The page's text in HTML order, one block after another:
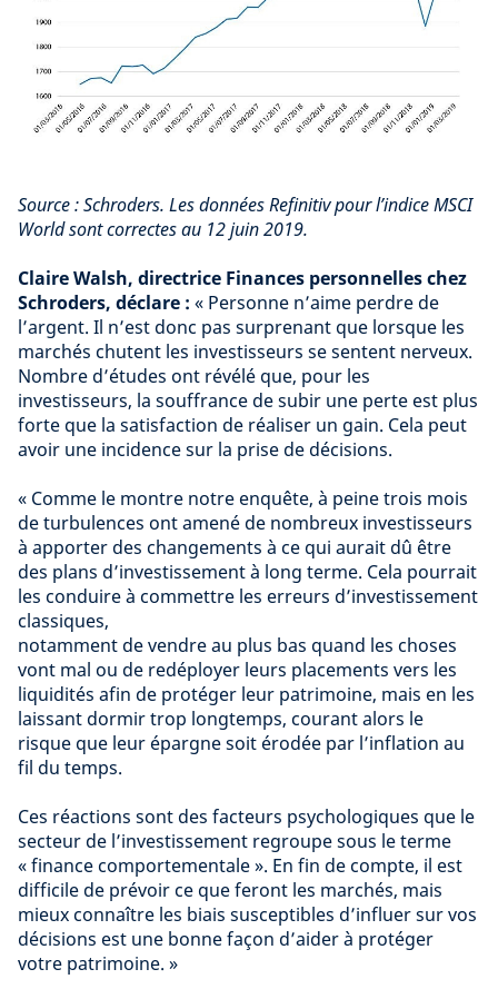
Source : Schroders. Les données Refinitiv pour l’indice MSCI
World sont correctes au 12 juin 2019.
Claire Walsh, directrice Finances personnelles chez
Schroders, déclare : « Personne n’aime perdre de
l’argent. Il n’est donc pas surprenant que lorsque les
marchés chutent les investisseurs se sentent nerveux.
Nombre d’études ont révélé que, pour les
investisseurs, la souffrance de subir une perte est plus
forte que la satisfaction de réaliser un gain. Cela peut
avoir une incidence sur la prise de décisions.
« Comme le montre notre enquête, à peine trois mois
de turbulences ont amené de nombreux investisseurs
à apporter des changements à ce qui aurait dû être
des plans d’investissement à long terme. Cela pourrait
les conduire à commettre les erreurs d’investissement
classiques,
notamment de vendre au plus bas quand les choses
vont mal ou de redéployer leurs placements vers les
liquidités afin de protéger leur patrimoine, mais en les
laissant dormir trop longtemps, courant alors le
risque que leur épargne soit érodée par l’inflation au
fil du temps.
Ces réactions sont des facteurs psychologiques que le
secteur de l’investissement regroupe sous le terme
« finance comportementale ». En fin de compte, il est
difficile de prévoir ce que feront les marchés, mais
mieux connaître les biais susceptibles d’influer sur vos
décisions est une bonne façon d’aider à protéger
votre patrimoine. »